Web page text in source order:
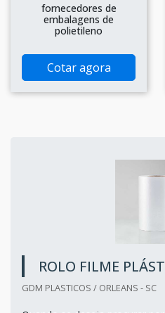
fornecedores de
embalagens de
polietileno
Cotar agora
ROLO FILME
GDM PLASTICOS / ORLEANS - SC